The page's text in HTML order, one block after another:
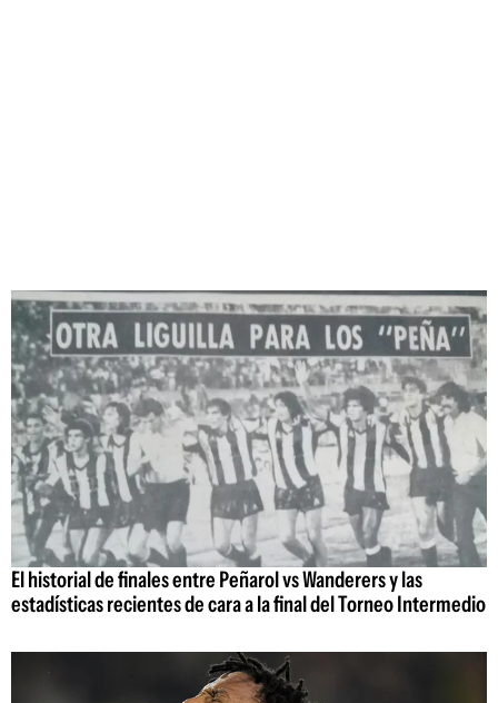
El historial de finales entre Peñarol vs Wanderers y las
estadísticas recientes de cara a la final del Torneo Intermedio